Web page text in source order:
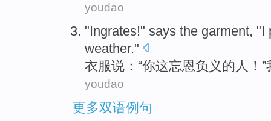
youdao
"Ingrates!" says the garment, "I
weather."
衣服说：“你这忘恩负义 的 人！”
youdao
更多双语例句